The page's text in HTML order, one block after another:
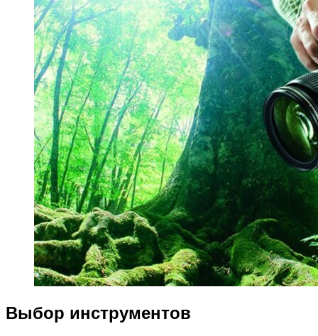
Выбор инструментов